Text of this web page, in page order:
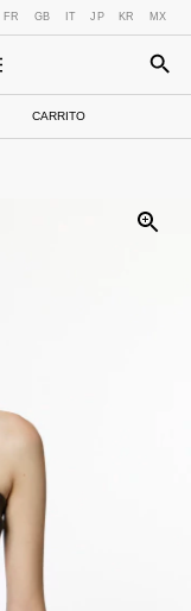
FR GB IT JP KR MX
CARRITO